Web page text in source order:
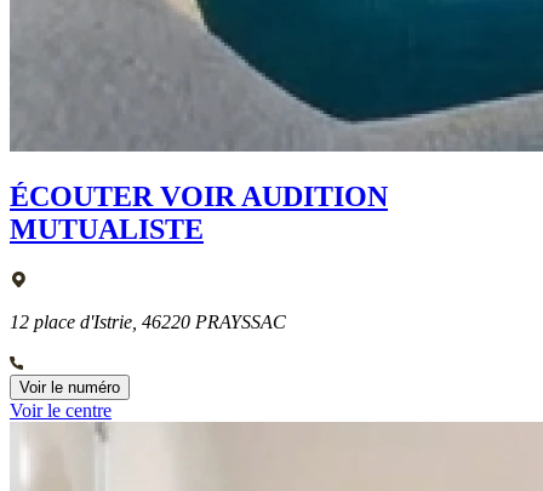
ÉCOUTER VOIR AUDITION
MUTUALISTE
12 place d'Istrie, 46220 PRAYSSAC
Voir le numéro
Voir le centre